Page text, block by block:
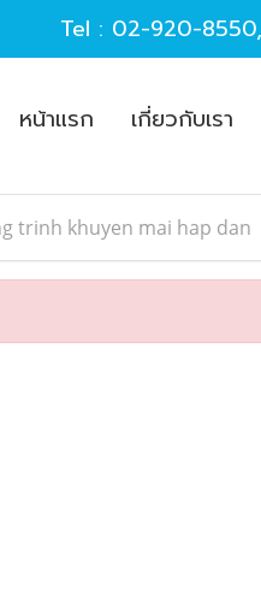
Tel : 02-920-8550,
หน้าแรก เกี่ยวกับเรา
trinh khuyen mai hap dan